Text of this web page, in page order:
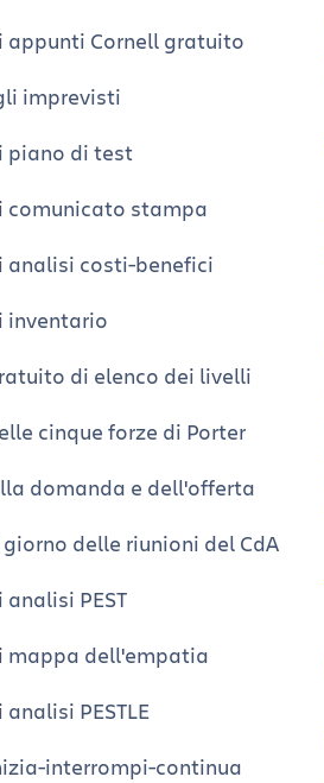
appunti Cornell gratuito
imprevisti
piano di test
comunicato stampa
analisi costi-benefici
inventario
di elenco dei livelli
cinque forze di Porter
domanda e dell'offerta
delle riunioni del CdA
PEST
mappa dell'empatia
PESTLE
interrompi-continua